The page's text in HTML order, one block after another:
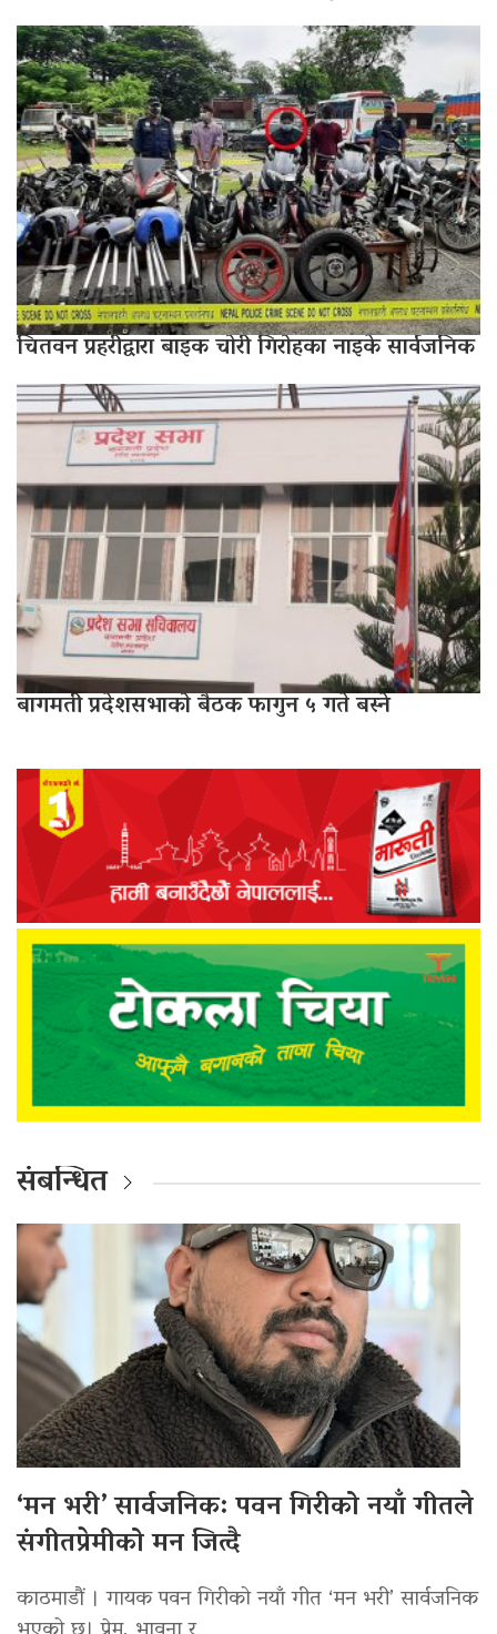
चितवन प्रहरीद्वारा बाइक चोरी गिरोहका नाइके सार्वजनिक
बागमती प्रदेशसभाको बैठक फागुन ५ गते बस्ने
संबन्धित
‘मन भरी’ सार्वजनिक: पवन गिरीको नयाँ गीतले
संगीतप्रेमीको मन जित्दै
काठमाडौं । गायक पवन गिरीको नयाँ गीत ‘मन भरी’ सार्वजनिक